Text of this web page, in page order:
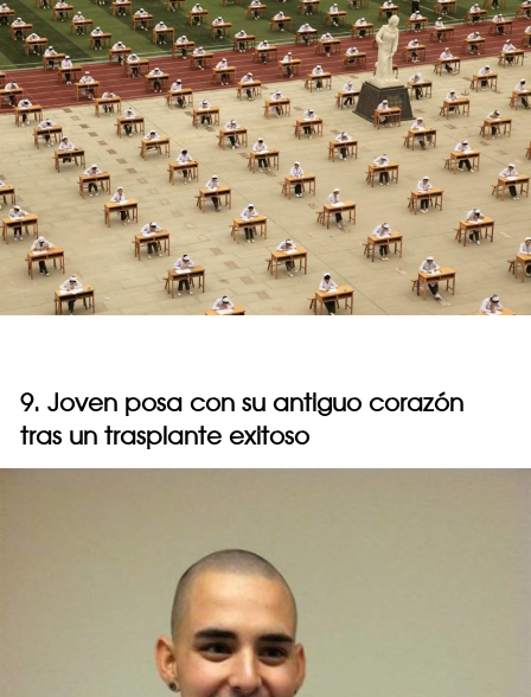
9. Joven posa con su antiguo corazón
tras un trasplante exitoso